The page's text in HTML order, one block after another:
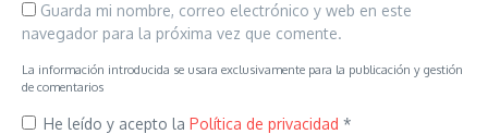
Guarda mi nombre, correo electrónico y web en este
navegador para la próxima vez que comente.
La información introducida se usara exclusivamente para la publicación y gestión
de comentarios
He leído y acepto la Política de privacidad *